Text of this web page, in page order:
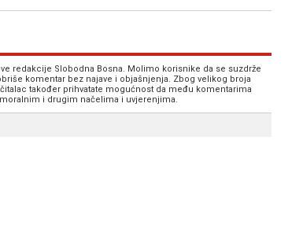
redakcije Slobodna Bosna. Molimo korisnike da se suzdrže
komentar bez najave i objašnjenja. Zbog velikog broja
također prihvatate mogućnost da među komentarima
i drugim načelima i uvjerenjima.